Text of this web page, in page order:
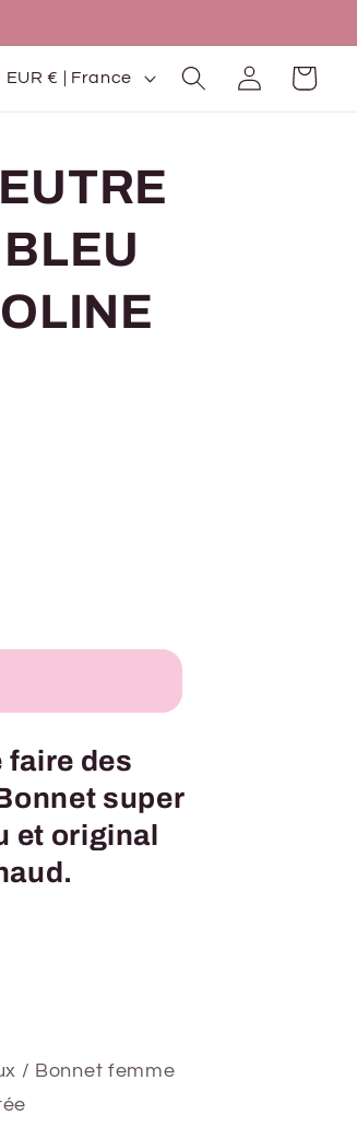
P
EUR € | France ConnexionPanier
faire des
super
et original
/ Bonnet femme